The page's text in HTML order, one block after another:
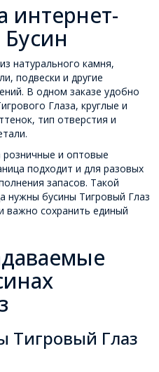
интернет-
натурального камня,
подвески и другие
В одном заказе удобно
Глаза, круглые и
тип отверстия и
и оптовые
подходит и для разовых
запасов. Такой
нужны бусины Тигровый Глаз
важно сохранить единый
Тигровый Глаз